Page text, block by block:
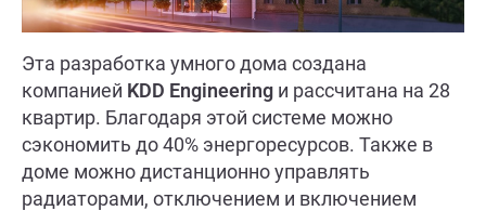
Эта разработка умного дома создана
компанией KDD Engineering и рассчитана на 28
квартир. Благодаря этой системе можно
сэкономить до 40% энергоресурсов. Также в
доме можно дистанционно управлять
радиаторами, отключением и включением